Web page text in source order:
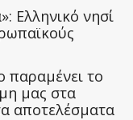
Ελληνικό νησί
παραμένει το
μας στα
αποτελέσματα